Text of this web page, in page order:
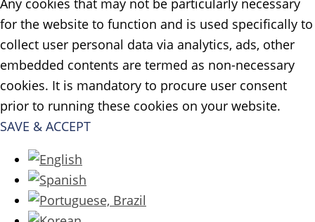
Any cookies that may not be particularly necessary
for the website to function and is used specifically to
collect user personal data via analytics, ads, other
embedded contents are termed as non-necessary
cookies. It is mandatory to procure user consent
prior to running these cookies on your website.
SAVE & ACCEPT